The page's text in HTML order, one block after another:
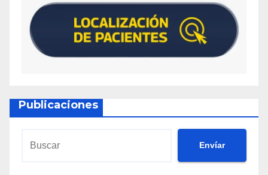
Publicaciones
Envíar